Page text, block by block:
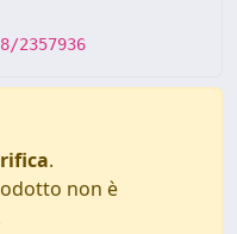
2357936
.
non è